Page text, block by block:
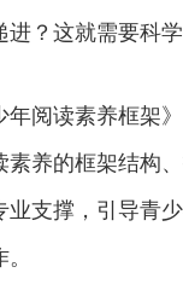
？这就需要科学
阅读素养框架
养的框架结构
支撑，引导青